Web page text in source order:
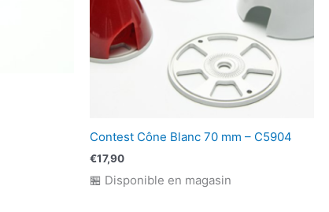
Contest Cône Blanc 70 mm – C5904
€17,90
🏪 Disponible en magasin